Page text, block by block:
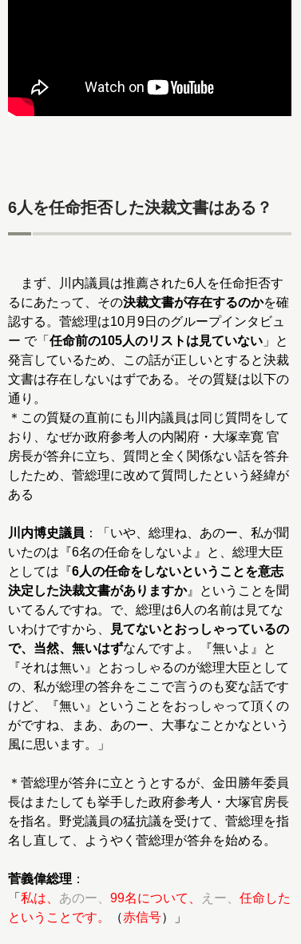
6人を任命拒否した決裁文書はある？
まず、川内議員は推薦された6人を任命拒否す
るにあたって、その決裁文書が存在するのかを確
認する。菅総理は10月9日のグループインタビュ
ー で「 任命前の105人のリストは見ていない 」と
発言しているため、この話が正しいとすると決裁
文書は存在しないはずである。その質疑は以下の
通り。
＊この質疑の直前にも川内議員は同じ質問をして
おり、なぜか政府参考人の内閣府・大塚幸寛 官
房長が答弁に立ち、質問と全く関係ない話を答弁
したため、菅総理に改めて質問したという経緯が
ある
川内博史議員 ：「いや、総理ね、あのー、私が聞
いたのは『6名の任命をしないよ』と、総理大臣
としては『6人の任命をしないということを意志
決定した決裁文書がありますか』ということを聞
いてるんですね。で、総理は6人の名前は見てな
いわけですから、
見てないとおっしゃっているの
で、当然、無いはずなんですよ。『無いよ』と
『それは無い』とおっしゃるのが総理大臣として
の、私が総理の答弁をここで言うのも変な話です
けど、『無い』ということをおっしゃって頂くの
がですね、まあ、あのー、大事なことかなという
風に思います。」
＊菅総理が答弁に立とうとするが、金田勝年委員
長はまたしても挙手した政府参考人・大塚官房長
を指名。野党議員の猛抗議を受けて、菅総理を指
名し直して、ようやく菅総理が答弁を始める。
菅義偉総理 ：
「 私は、 あのー、 99名について、 えー、 任命した
ということです。
（赤信号）」